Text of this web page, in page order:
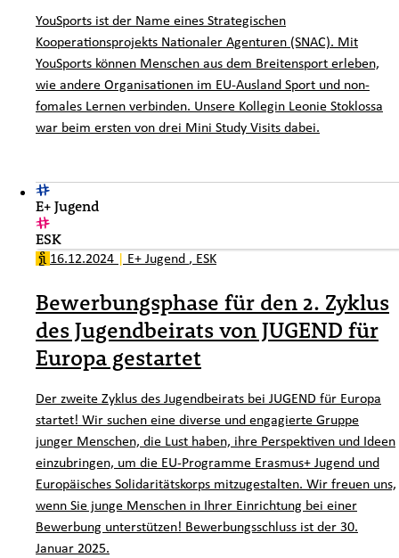
YouSports ist der Name eines Strategischen
Kooperationsprojekts Nationaler Agenturen (SNAC). Mit
YouSports können Menschen aus dem Breitensport erleben,
wie andere Organisationen im EU-Ausland Sport und non-
fomales Lernen verbinden. Unsere Kollegin Leonie Stoklossa
war beim ersten von drei Mini Study Visitsdabei.
E+ Jugend
ESK
16.12.2024 | E+ Jugend , ESK
Bewerbungsphase für den 2. Zyklus
des Jugendbeirats von JUGEND für
Europa gestartet
Der zweite Zyklus des Jugendbeirats bei JUGEND für Europa
startet! Wir suchen eine diverse und engagierte Gruppe
junger Menschen, die Lust haben, ihre Perspektiven und Ideen
einzubringen, um die EU-Programme Erasmus+ Jugend und
Europäisches Solidaritätskorps mitzugestalten. Wir freuen uns,
wenn Sie junge Menschen in Ihrer Einrichtung bei einer
Bewerbung unterstützen! Bewerbungsschluss ist der 30.
Januar 2025.